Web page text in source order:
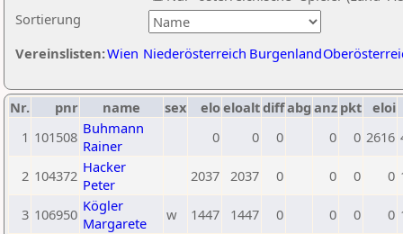
Sortierung
Vereinslisten:Wien Niederösterreich Burgenland
Nr. pnr name sex eloeloaltdiffabg anz pkt eloi
1 101508 Buhmann
Rainer
0 0 0 0 0 2616
2 104372 Hacker
Peter
2037 2037 0 0 0 0
3 106950 Kögler
Margarete
w 1447 1447 0 0 0 0